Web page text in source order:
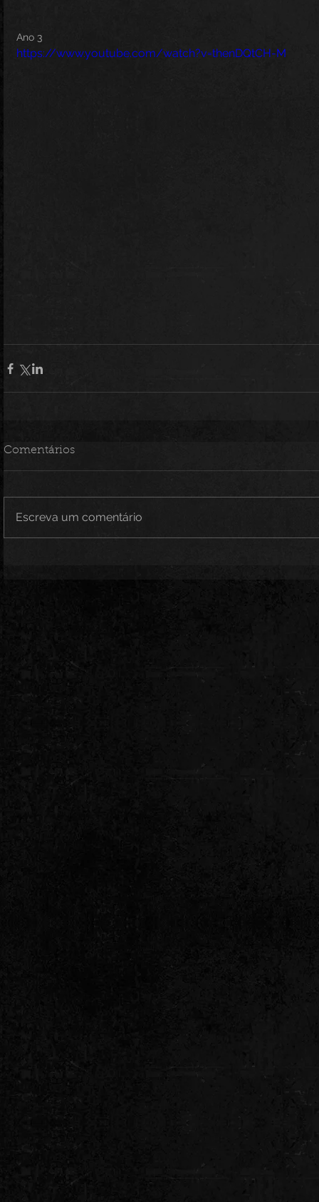
Ano 3
https://www.youtube.com/watch?v=thenDQtCH-M
Comentários
Escreva um comentário